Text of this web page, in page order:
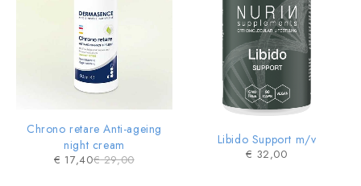
Chrono retare Anti-ageing
night cream
€29,00
€ 17,40
Libido Support m/v
€ 32,00